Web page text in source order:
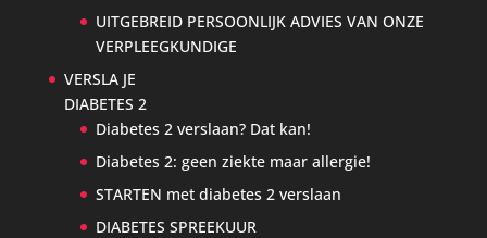
UITGEBREID PERSOONLIJK ADVIES VAN ONZE
VERPLEEGKUNDIGE
VERSLA JE
DIABETES 2
Diabetes 2 verslaan? Dat kan!
Diabetes 2: geen ziekte maar allergie!
STARTEN met diabetes 2 verslaan
DIABETES SPREEKUUR